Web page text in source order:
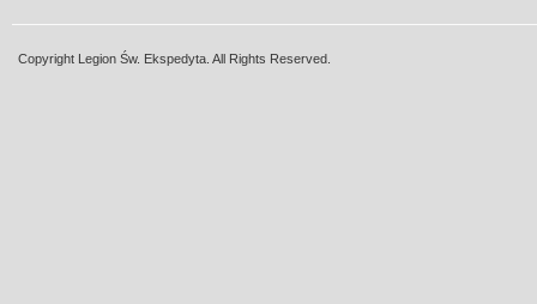
Copyright Legion Św. Ekspedyta. All Rights Reserved.